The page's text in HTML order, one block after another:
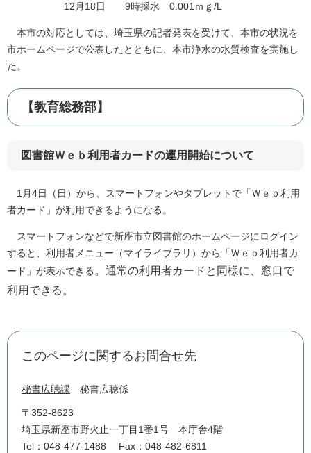
12月18日 9時採水 0.001ｍｇ/L
本市の対応としては、埼玉県の記者発表を受けて、本市の状況を
市ホームページで公表したとともに、本市浄水の水質検査を実施し
た。
【教育総務部】
図書館Ｗｅｂ利用者カードの運用開始について
1月4日（日）から、スマートフォンやタブレットで「Ｗｅｂ利用
者カード」が利用できるようになる。
スマートフォンなどで新座市立図書館のホームページにログイン
すると、利用者メニュー（マイライブラリ）から「Ｗｅｂ利用者カ
ード」が表示できる 。通常の利用者カードと同様に、窓口で
利用できる。
このページに関するお問合せ先
秘書広聴課 秘書広聴係
〒352-8623
埼玉県新座市野火止一丁目1番1号 本庁舎4階
Tel：048-477-1488
Fax：048-482-6811